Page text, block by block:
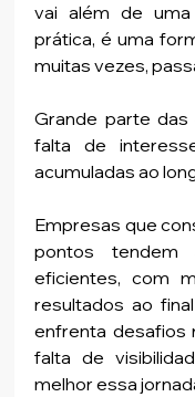
vai além de uma
prática, é uma
muitas vezes,
Grande parte
falta de
acumuladas ao
Empresas que
pontos tendem
eficientes, com
resultados ao
enfrenta desafios
falta de
melhor essa